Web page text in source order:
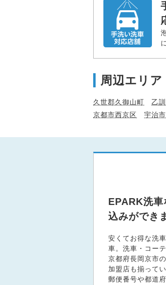
周辺エリア
久世郡久御山町 乙
京都市西京区
宇治市
EPARK洗
込みができ
安くてお得な洗
車。洗車・コー
京都府長岡京市
加盟店も揃ってい
郵便番号や都道